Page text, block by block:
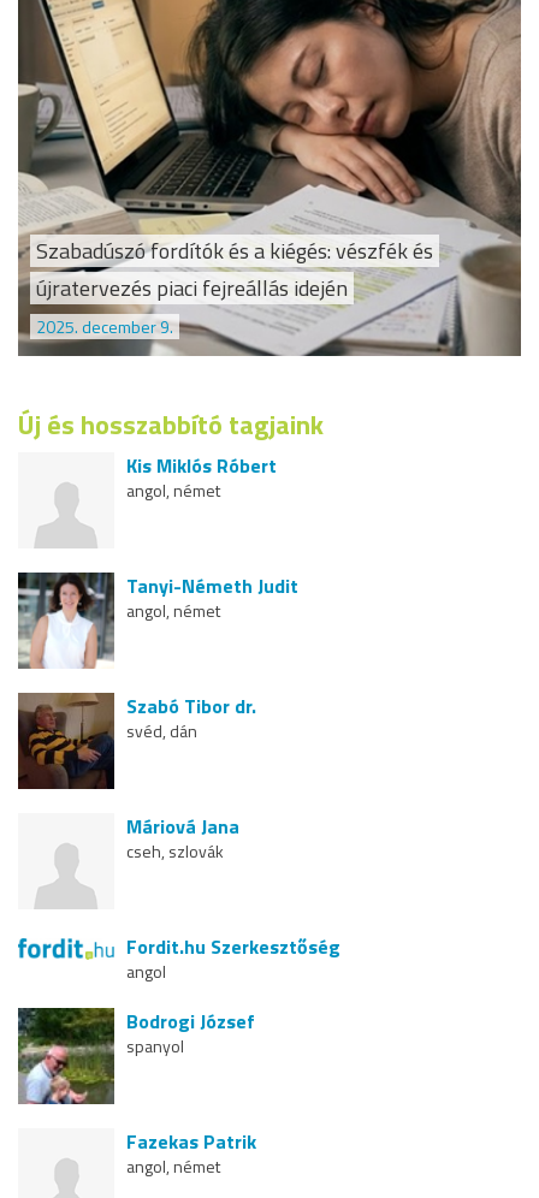
Szabadúszó fordítók és a kiégés: vészfék és
újratervezés piaci fejreállás idején
2025. december 9.
Új és hosszabbító tagjaink
Kis Miklós Róbert
angol, német
Tanyi-Németh Judit
angol, német
Szabó Tibor dr.
svéd, dán
Máriová Jana
cseh, szlovák
Fordit.hu Szerkesztőség
angol
Bodrogi József
spanyol
Fazekas Patrik
angol, német